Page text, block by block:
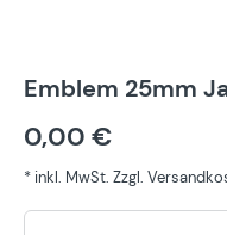
Emblem 25mm
0,00 €
* inkl. MwSt. Zzgl.